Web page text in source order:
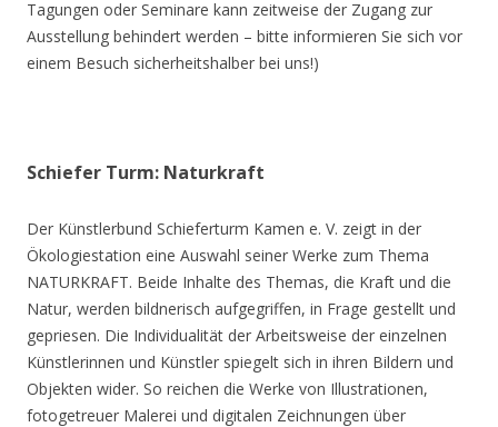
Tagungen oder Seminare kann zeitweise der Zugang zur
Ausstellung behindert werden – bitte informieren Sie sich vor
einem Besuch sicherheitshalber bei uns!)
Schiefer Turm: Naturkraft
Der Künstlerbund Schieferturm Kamen e. V. zeigt in der
Ökologiestation eine Auswahl seiner Werke zum Thema
NATURKRAFT. Beide Inhalte des Themas, die Kraft und die
Natur, werden bildnerisch aufgegriffen, in Frage gestellt und
gepriesen. Die Individualität der Arbeitsweise der einzelnen
Künstlerinnen und Künstler spiegelt sich in ihren Bildern und
Objekten wider. So reichen die Werke von Illustrationen,
fotogetreuer Malerei und digitalen Zeichnungen über